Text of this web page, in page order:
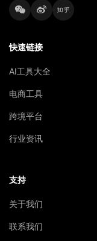
快速链接
AI工具大全
电商工具
跨境平台
行业资讯
支持
关于我们
联系我们